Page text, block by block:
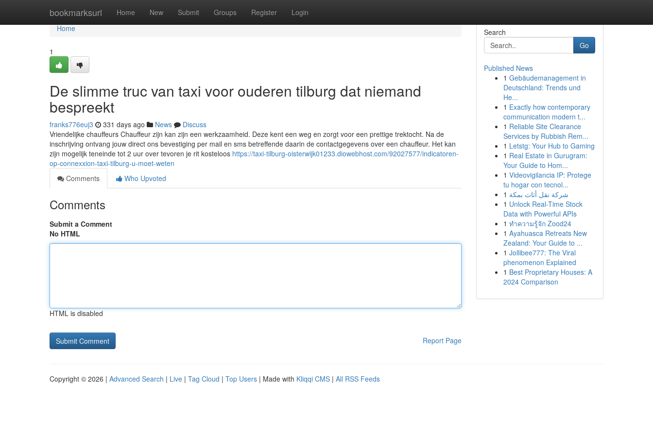
bookmarksurl Home New Submit Groups Register Login
Home
Home
1
De slimme truc van taxi voor ouderen tilburg dat niemand
bespreekt
franks776euj3 331 days ago News
Discuss
Vriendelijke chauffeurs Chauffeur zijn kan zijn een werkzaamheid. Deze kent een weg en zorgt voor een prettige trektocht. Na de
inschrijving ontvang jouw direct ons bevestiging per mail en sms betreffende daarin de contactgegevens over een chauffeur. Het kan
zijn mogelijk teneinde tot 2 uur over tevoren je rit kosteloos https://taxi-tilburg-oisterwijk01233.diowebhost.com/92027577/indicatoren-
op-connexxion-taxi-tilburg-u-moet-weten
Comments
Who Upvoted
Comments
Submit a Comment
No HTML
HTML is disabled
Report Page
Search
Go
Published News
1 Gebäudemanagement in
Deutschland: Trends und
He...
1 Exactly how contemporary
communication modern t...
1 Reliable Site Clearance
Services by Rubbish Rem...
1 Letstg: Your Hub to Gaming
1 Real Estate in Gurugram:
Your Guide to Hom...
1 Videovigilancia IP: Protege
tu hogar con tecnol...
1 شركة نقل أثاث بمكة
1 Unlock Real-Time Stock
Data with Powerful APIs
1 ทำความรู้จัก Zood24
1 Ayahuasca Retreats New
Zealand: Your Guide to ...
1 Jollibee777: The Viral
phenomenon Explained
1 Best Proprietary Houses: A
2024 Comparison
Copyright © 2026 | Advanced Search | Live | Tag Cloud | Top Users | Made with Kliqqi CMS | All RSS Feeds